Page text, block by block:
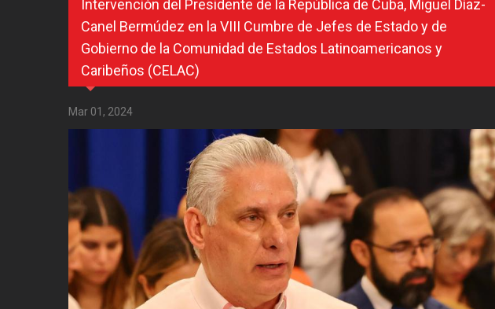
Intervención del Presidente de la República de Cuba, Miguel Díaz-
Canel Bermúdez en la VIII Cumbre de Jefes de Estado y de
Gobierno de la Comunidad de Estados Latinoamericanos y
Caribeños (CELAC)
Mar 01, 2024